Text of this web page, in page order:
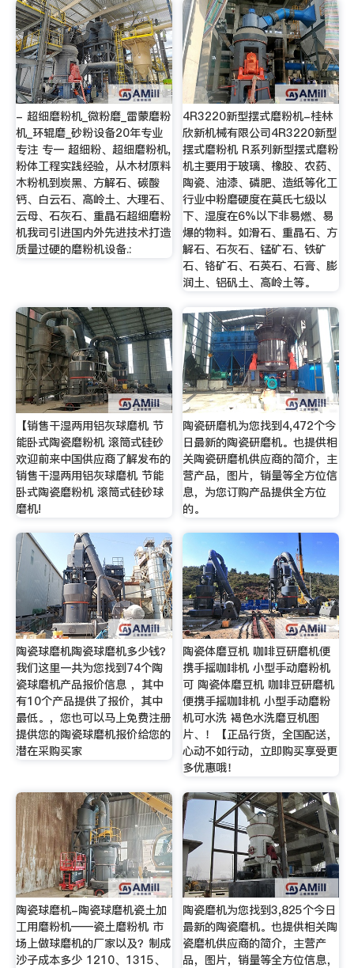
- 超细磨粉机_微粉磨_雷蒙磨粉
机_环辊磨_砂粉设备20年专业
专注 专一 超细粉、超细磨粉机,
粉体工程实践经验，从木材原料
木粉机到炭黑、方解石、碳酸
钙、白云石、高岭土、大理石、
云母、石灰石、重晶石超细磨粉
机我司引进国内外先进技术打造
质量过硬的磨粉机设备.:
4R3220新型摆式磨粉机-桂林
欣新机械有限公司4R3220新型
摆式磨粉机 R系列新型摆式磨粉
机主要用于玻璃、橡胶、农药、
陶瓷、油漆、磷肥、造纸等化工
行业中粉磨硬度在莫氏七级以
下、湿度在6%以下非易燃、易
爆的物料。如滑石、重晶石、方
解石、石灰石、锰矿石、铁矿
石、铬矿石、石英石、石膏、膨
润土、铝矾土、高岭土等。
【销售干湿两用铝灰球磨机 节
能卧式陶瓷磨粉机 滚筒式硅砂
欢迎前来中国供应商了解发布的
销售干湿两用铝灰球磨机 节能
卧式陶瓷磨粉机 滚筒式硅砂球
磨机!
陶瓷研磨机为您找到4,472个今
日最新的陶瓷研磨机。也提供相
关陶瓷研磨机供应商的简介，主
营产品，图片，销量等全方位信
息，为您订购产品提供全方位
的。
陶瓷球磨机陶瓷球磨机多少钱？
我们这里一共为您找到74个陶
瓷球磨机产品报价信息 ，其中
有10个产品提供了报价，其中
最低。，您也可以马上免费注册
提供您的陶瓷球磨机报价给您的
潜在采购买家
陶瓷体磨豆机 咖啡豆研磨机便
携手摇咖啡机 小型手动磨粉机
可 陶瓷体磨豆机 咖啡豆研磨机
便携手摇咖啡机 小型手动磨粉
机可水洗 褐色水洗磨豆机图
片、！【正品行货，全国配送，
心动不如行动，立即购买享受更
多优惠哦！
陶瓷球磨机-陶瓷球磨机瓷土加
工用磨粉机——瓷土磨粉机 市
场上做球磨机的厂家以及？制成
沙子成本多少 1210、1315、
陶瓷磨机为您找到3,825个今日
最新的陶瓷磨机。也提供相关陶
瓷磨机供应商的简介，主营产
品，图片，销量等全方位信息，